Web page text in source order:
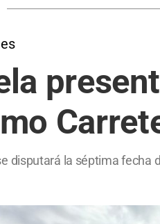
disputará la séptima